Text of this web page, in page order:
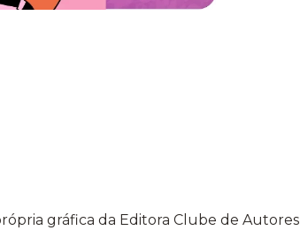
gráfica da Editora Clube de Autores